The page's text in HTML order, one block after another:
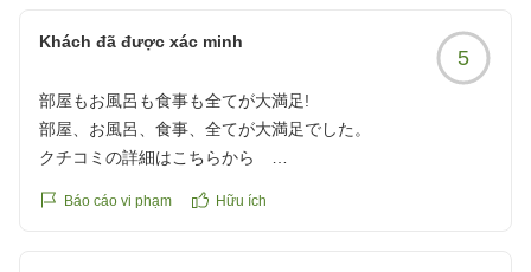
reviewId=33123478153941
Khách đã được xác minh
5
部屋もお風呂も食事も全てが大満足!
部屋、お風呂、食事、全てが大満足でした。
クチコミの詳細はこちらから
reviewId=33123478118399
Báo cáo vi phạm Hữu ích